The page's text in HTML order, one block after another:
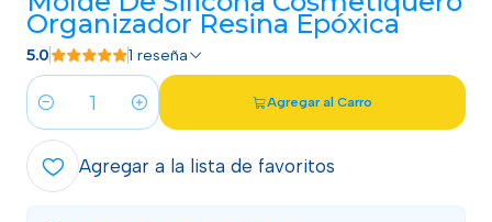
Organizador Resina Epóxica
5.0 1 reseña
Cantidad
Agregar al Carro
Agregar a la lista de favoritos